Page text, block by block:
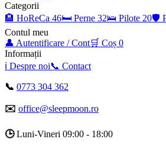
Categorii
🏨 HoReCa 46🛏️ Perne 32🛌 Pilote 20🛡️
Contul meu
👤 Autentificare / Cont🛒 Coș 0
Informații
ℹ️ Despre noi📞 Contact
📞 0773 304 362
✉️ office@sleepmoon.ro
🕒Luni-Vineri 09:00 - 18:00